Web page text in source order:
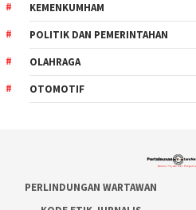
KEMENKUMHAM
POLITIK DAN PEMERINTAHAN
OLAHRAGA
OTOMOTIF
PERLINDUNGAN WARTAWAN